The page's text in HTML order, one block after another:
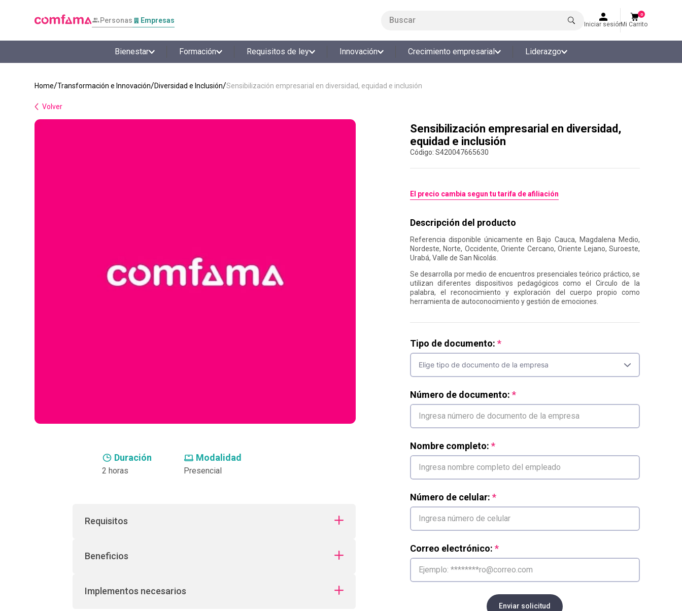
Personas Empresas Iniciar sesiónMi Carrito
0
Bienestar Formación Requisitos de ley Innovación Crecimiento empresarial Liderazgo
Transformación e Innovación Diversidad e Inclusión Sensibilización empresarial en diversidad, equidad e inclusión
Volver
Duración
2 horas
Modalidad
Presencial
Requisitos
Beneficios
Implementos necesarios
Sensibilización empresarial en diversidad,
equidad e inclusión
: S420047665630
El precio cambia segun tu tarifa de afiliación
Descripción del producto
Referencia disponible únicamente en Bajo Cauca, Magdalena Medio,
Nordeste, Norte, Occidente, Oriente Cercano, Oriente Lejano, Suroeste,
Urabá, Valle de San Nicolás.
Se desarrolla por medio de encuentros presenciales teórico práctico, se
utilizan diferentes dispositivos pedagógicos como el Circulo de la
palabra, el reconocimiento y exploración del cuerpo propio como
herramienta de autoconocimiento y gestión de emociones.
Tipo de documento:
Número de documento:
Nombre completo:
Número de celular:
Correo electrónico:
Enviar solicitud
LO MÁS BUSCADO
1.
smart fit